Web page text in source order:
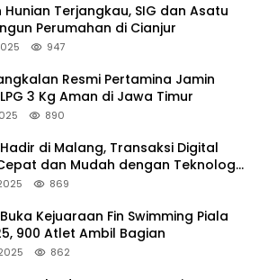
Hunian Terjangkau, SIG dan Asatu
Perumahan di Cianjur
947
Resmi Pertamina Jamin
3 Kg Aman di Jawa Timur
890
Hadir di Malang, Transaksi Digital
dan Mudah dengan Teknologi
869
Kejuaraan Fin Swimming Piala
900 Atlet Ambil Bagian
862